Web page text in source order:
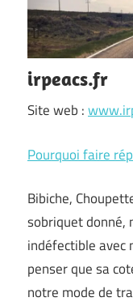
irpeacs.fr
Site web :
Pourquoi faire
Bibiche,
sobriquet donné,
indéfectible avec
penser que sa
notre mode de